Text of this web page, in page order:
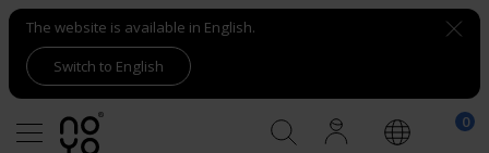
The website is available in English.
Switch to English